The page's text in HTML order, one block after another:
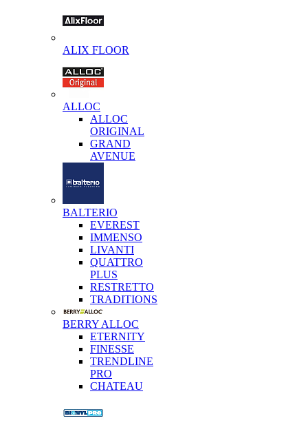
ALIX FLOOR
ALLOC
ALLOC
ORIGINAL
GRAND
AVENUE
BALTERIO
EVEREST
IMMENSO
LIVANTI
QUATTRO
PLUS
RESTRETTO
TRADITIONS
BERRY ALLOC
ETERNITY
FINESSE
TRENDLINE
PRO
CHATEAU